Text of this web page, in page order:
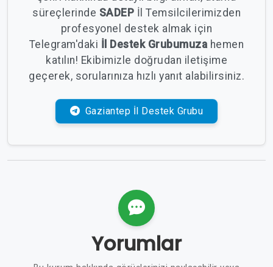
süreçlerinde SADEP İl Temsilcilerimizden
profesyonel destek almak için
Telegram'daki İl Destek Grubumuza hemen
katılın! Ekibimizle doğrudan iletişime
geçerek, sorularınıza hızlı yanıt alabilirsiniz.
Gaziantep İl Destek Grubu
Yorumlar